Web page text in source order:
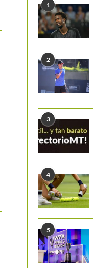
1
2
3
4
5